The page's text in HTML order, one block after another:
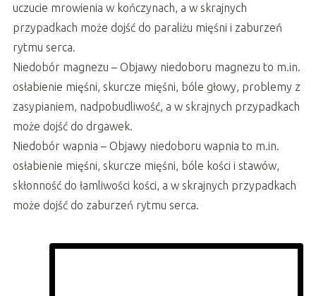
uczucie mrowienia w kończynach, a w skrajnych
przypadkach może dojść do paraliżu mięśni i zaburzeń
rytmu serca.
Niedobór magnezu – Objawy niedoboru magnezu to m.in.
osłabienie mięśni, skurcze mięśni, bóle głowy, problemy z
zasypianiem, nadpobudliwość, a w skrajnych przypadkach
może dojść do drgawek.
Niedobór wapnia – Objawy niedoboru wapnia to m.in.
osłabienie mięśni, skurcze mięśni, bóle kości i stawów,
skłonność do łamliwości kości, a w skrajnych przypadkach
może dojść do zaburzeń rytmu serca.